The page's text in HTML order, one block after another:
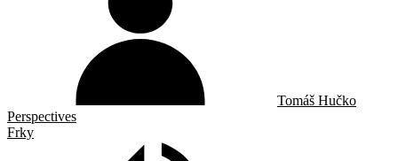
Tomáš Hučko
Perspectives
Frky